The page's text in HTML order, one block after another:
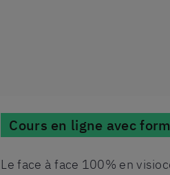
Cours en ligne avec
Le face à face 100% en